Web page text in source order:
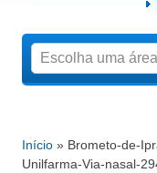
Está aqui
Início » Brometo-de-
Unilfarma-Via-nasal-